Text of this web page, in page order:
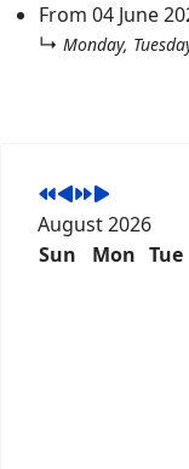
From 04 June
↳ Monday,
August 2026
Sun
Mon Tue